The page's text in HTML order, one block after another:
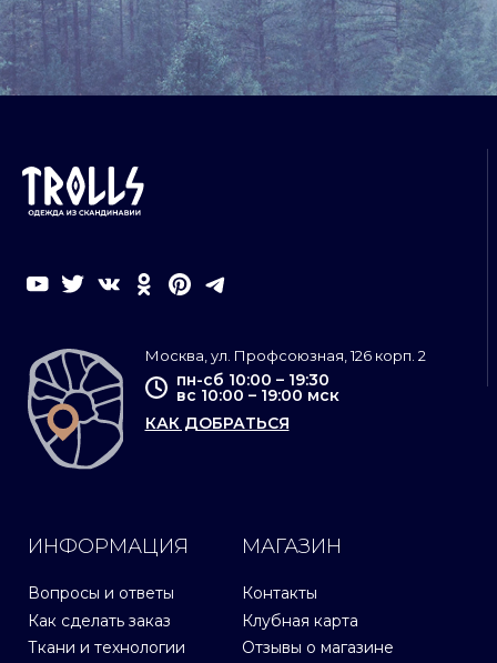
ИНФОРМАЦИЯ
Вопросы и ответы
Как сделать заказ
Ткани и технологии
МАГАЗИН
Контакты
Клубная карта
Отзывы о магазине
Москва, ул. Профсоюзная, 126 корп. 2
пн-сб 10:00 – 19:30
вс 10:00 – 19:00 мск
КАК ДОБРАТЬСЯ